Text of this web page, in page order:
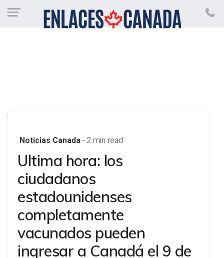
Noticias Canada - 2 min read
Ultima hora: los
ciudadanos
estadounidenses
completamente
vacunados pueden
ingresar a Canadá el 9 de